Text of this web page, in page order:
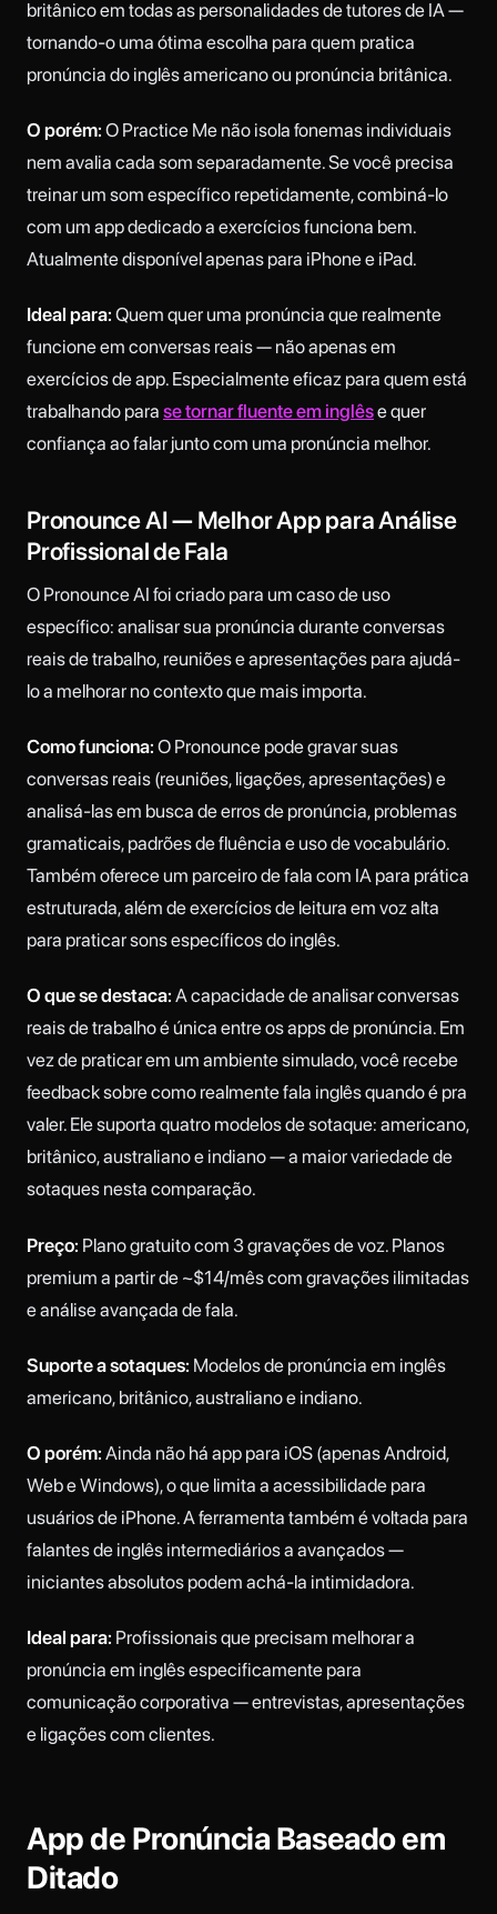
britânico em todas as personalidades de tutores de IA —
tornando-o uma ótima escolha para quem pratica
pronúncia do inglês americano ou pronúncia britânica.
O porém: O Practice Me não isola fonemas individuais
nem avalia cada som separadamente. Se você precisa
treinar um som específico repetidamente, combiná-lo
com um app dedicado a exercícios funciona bem.
Atualmente disponível apenas para iPhone e iPad.
Ideal para: Quem quer uma pronúncia que realmente
funcione em conversas reais — não apenas em
exercícios de app. Especialmente eficaz para quem está
trabalhando para se tornar fluente em inglêse quer
confiança ao falar junto com uma pronúncia melhor.
Pronounce AI — Melhor App para Análise
Profissional de Fala
O Pronounce AI foi criado para um caso de uso
específico: analisar sua pronúncia durante conversas
reais de trabalho, reuniões e apresentações para ajudá-
lo a melhorar no contexto que mais importa.
Como funciona: O Pronounce pode gravar suas
conversas reais (reuniões, ligações, apresentações) e
analisá-las em busca de erros de pronúncia, problemas
gramaticais, padrões de fluência e uso de vocabulário.
Também oferece um parceiro de fala com IA para prática
estruturada, além de exercícios de leitura em voz alta
para praticar sons específicos do inglês.
O que se destaca: A capacidade de analisar conversas
reais de trabalho é única entre os apps de pronúncia. Em
vez de praticar em um ambiente simulado, você recebe
feedback sobre como realmente fala inglês quando é pra
valer. Ele suporta quatro modelos de sotaque: americano,
britânico, australiano e indiano — a maior variedade de
sotaques nesta comparação.
Preço: Plano gratuito com 3 gravações de voz. Planos
premium a partir de ~$14/mês com gravações ilimitadas
e análise avançada de fala.
Suporte a sotaques: Modelos de pronúncia em inglês
americano, britânico, australiano e indiano.
O porém: Ainda não há app para iOS (apenas Android,
Web e Windows), o que limita a acessibilidade para
usuários de iPhone. A ferramenta também é voltada para
falantes de inglês intermediários a avançados —
iniciantes absolutos podem achá-la intimidadora.
Ideal para: Profissionais que precisam melhorar a
pronúncia em inglês especificamente para
comunicação corporativa — entrevistas, apresentações
e ligações com clientes.
App de Pronúncia Baseado em
Ditado